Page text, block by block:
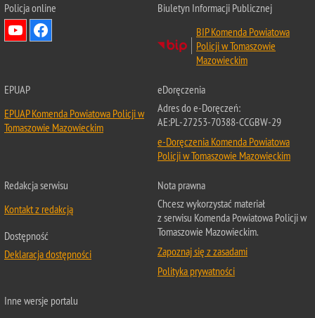
Policja online
Biuletyn Informacji Publicznej
BIP Komenda Powiatowa
Policji w Tomaszowie
Mazowieckim
EPUAP
EPUAP Komenda Powiatowa Policji w
Tomaszowie Mazowieckim
eDoręczenia
Adres do e-Doręczeń:
AE:PL-27253-70388-CCGBW-29
e-Doręczenia Komenda Powiatowa
Policji w Tomaszowie Mazowieckim
Redakcja serwisu
Kontakt z redakcją
Dostępność
Deklaracja dostępności
Nota prawna
Chcesz wykorzystać materiał
z serwisu Komenda Powiatowa Policji w
Tomaszowie Mazowieckim.
Zapoznaj się z zasadami
Polityka prywatności
Inne wersje portalu